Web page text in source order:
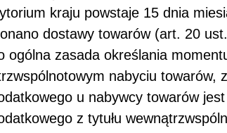
kraju powstaje 15 dnia
dostawy towarów (art. 20
ogólna zasada określania
nabyciu towarów,
u nabywcy towarów
z tytułu